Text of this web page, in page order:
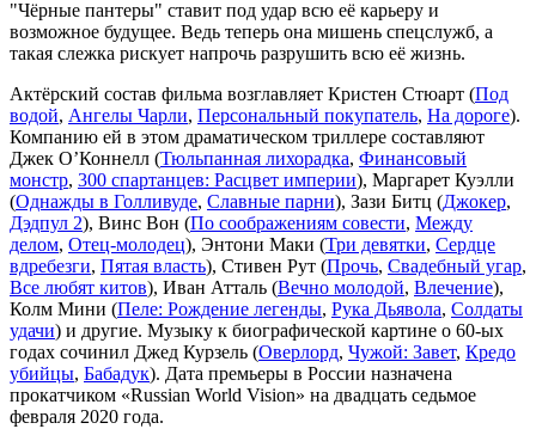
"Чёрные пантеры" ставит под удар всю её карьеру и
возможное будущее. Ведь теперь она мишень спецслужб, а
такая слежка рискует напрочь разрушить всю её жизнь.
Актёрский состав фильма возглавляет Кристен Стюарт (Под
водой, Ангелы Чарли, Персональный покупатель, На дороге).
Компанию ей в этом драматическом триллере составляют
Джек О’Коннелл (Тюльпанная лихорадка, Финансовый
монстр, 300 спартанцев: Расцвет империи), Маргарет Куэлли
(Однажды в Голливуде, Славные парни), Зази Битц (Джокер,
Дэдпул 2), Винс Вон (По соображениям совести, Между
делом, Отец-молодец), Энтони Маки (Три девятки, Сердце
вдребезги, Пятая власть), Стивен Рут (Прочь, Свадебный угар,
Все любят китов), Иван Атталь (Вечно молодой, Влечение),
Колм Мини (Пеле: Рождение легенды, Рука Дьявола, Солдаты
удачи) и другие. Музыку к биографической картине о 60-ых
годах сочинил Джед Курзель (Оверлорд, Чужой: Завет, Кредо
убийцы, Бабадук). Дата премьеры в России назначена
прокатчиком «Russian World Vision» на двадцать седьмое
февраля 2020 года.